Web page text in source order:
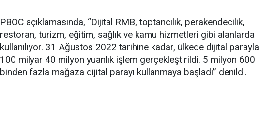
PBOC açıklamasında, “Dijital RMB, toptancılık, perakendecilik,
restoran, turizm, eğitim, sağlık ve kamu hizmetleri gibi alanlarda
kullanılıyor. 31 Ağustos 2022 tarihine kadar, ülkede dijital parayla
100 milyar 40 milyon yuanlık işlem gerçekleştirildi. 5 milyon 600
binden fazla mağaza dijital parayı kullanmaya başladı” denildi.